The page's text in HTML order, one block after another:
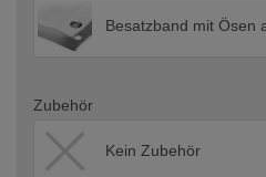
Besatzband mit Ösen
Zubehör
Kein Zubehör